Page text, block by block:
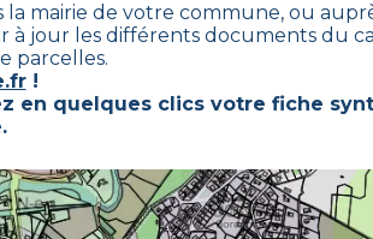
la mairie de votre commune, ou
à jour les différents documents du
parcelles.
!
en quelques clics votre fiche